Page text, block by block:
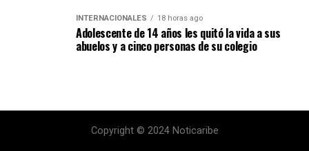
INTERNACIONALES 18 horas ago
Adolescente de 14 años les quitó la vida a sus
abuelos y a cinco personas de su colegio
Copyright © 2024 Noticaribe